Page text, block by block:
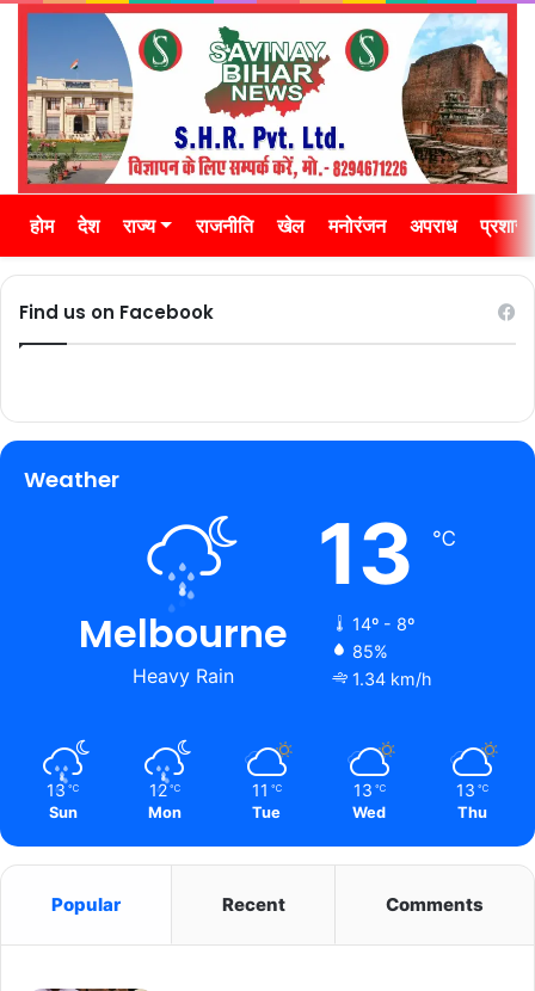
होम देश राज्य राजनीति खेल मनोरंजन अपराध
Find us on Facebook
Weather
Melbourne
Heavy Rain
13 ℃
14º - 8º
85%
1.34 km/h
13 ℃
Sun
12 ℃
Mon
11 ℃
Tue
13 ℃
Wed
13 ℃
Thu
Popular Recent Comments